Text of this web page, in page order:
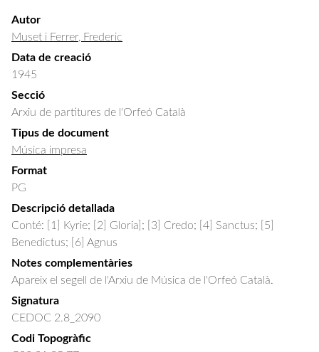
Autor
Muset i Ferrer, Frederic
Data de creació
1945
Secció
Arxiu de partitures de l'Orfeó Català
Tipus de document
Música impresa
Format
PG
Descripció detallada
Conté: [1] Kyrie; [2] Gloria]; [3] Credo; [4] Sanctus; [5]
Benedictus; [6] Agnus
Notes complementàries
Apareix el segell de l'Arxiu de Música de l'Orfeó Català.
Signatura
CEDOC 2.8_2090
Codi Topogràfic